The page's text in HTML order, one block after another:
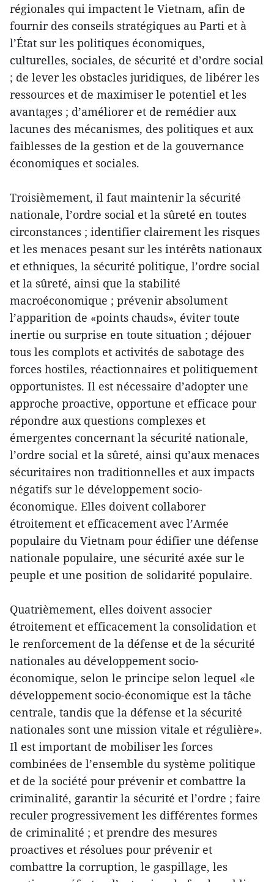
régionales qui impactent le Vietnam, afin de
fournir des conseils stratégiques au Parti et à
l’État sur les politiques économiques,
culturelles, sociales, de sécurité et d’ordre social
; de lever les obstacles juridiques, de libérer les
ressources et de maximiser le potentiel et les
avantages ; d’améliorer et de remédier aux
lacunes des mécanismes, des politiques et aux
faiblesses de la gestion et de la gouvernance
économiques et sociales.
Troisièmement, il faut maintenir la sécurité
nationale, l’ordre social et la sûreté en toutes
circonstances ; identifier clairement les risques
et les menaces pesant sur les intérêts nationaux
et ethniques, la sécurité politique, l’ordre social
et la sûreté, ainsi que la stabilité
macroéconomique ; prévenir absolument
l’apparition de «points chauds», éviter toute
inertie ou surprise en toute situation ; déjouer
tous les complots et activités de sabotage des
forces hostiles, réactionnaires et politiquement
opportunistes. Il est nécessaire d’adopter une
approche proactive, opportune et efficace pour
répondre aux questions complexes et
émergentes concernant la sécurité nationale,
l’ordre social et la sûreté, ainsi qu’aux menaces
sécuritaires non traditionnelles et aux impacts
négatifs sur le développement socio-
économique. Elles doivent collaborer
étroitement et efficacement avec l’Armée
populaire du Vietnam pour édifier une défense
nationale populaire, une sécurité axée sur le
peuple et une position de solidarité populaire.
Quatrièmement, elles doivent associer
étroitement et efficacement la consolidation et
le renforcement de la défense et de la sécurité
nationales au développement socio-
économique, selon le principe selon lequel «le
développement socio-économique est la tâche
centrale, tandis que la défense et la sécurité
nationales sont une mission vitale et régulière».
Il est important de mobiliser les forces
combinées de l’ensemble du système politique
et de la société pour prévenir et combattre la
criminalité, garantir la sécurité et l’ordre ; faire
reculer progressivement les différentes formes
de criminalité ; et prendre des mesures
proactives et résolues pour prévenir et
combattre la corruption, le gaspillage, les